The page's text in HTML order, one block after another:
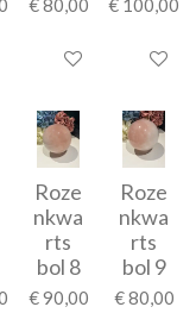
€ 80,00
In winkelwagen
€ 100,00
In
Roze
nkwa
rts
bol 8
€ 90,00
Roze
nkwa
rts
bol 9
€ 80,00